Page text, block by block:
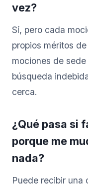
vez?
Sí, pero cada
propios méritos
mociones de
búsqueda
cerca.
¿Qué pasa si
porque me
nada?
Puede recibir una